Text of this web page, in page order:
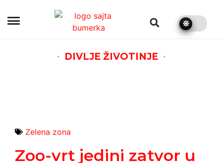
DIVLJE ŽIVOTINJE
Zelena zona
Zoo-vrt jedini zatvor u